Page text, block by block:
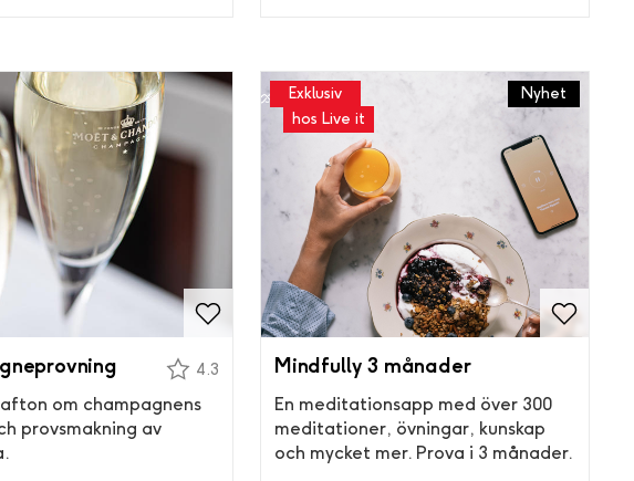
4.3
om champagnens
provsmakning av
Nyhet
Exklusiv
hos Live it
Mindfully 3 månader
En meditationsapp med över 300
meditationer, övningar, kunskap
och mycket mer. Prova i 3 månader.